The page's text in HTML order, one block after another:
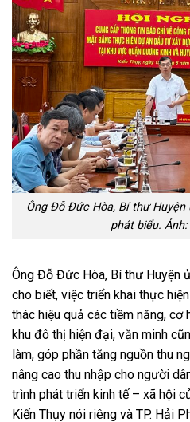
Ông Đỗ Đức Hòa, Bí thư Huyện
phát biểu. Ảnh:
Ông Đỗ Đức Hòa, Bí thư Huyện
cho biết, việc triển khai thực
thác hiệu quả các tiềm năng, cơ
khu đô thị hiện đại, văn minh
làm, góp phần tăng nguồn thu
nâng cao thu nhập cho người
trình phát triển kinh tế – xã hội
Kiến Thụy nói riêng và TP. Hải